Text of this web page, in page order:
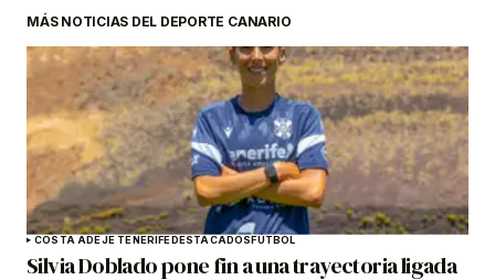
MÁS NOTICIAS DEL DEPORTE CANARIO
COSTA ADEJE TENERIFEDESTACADOSFÚTBOL
Silvia Doblado pone fin a una trayectoria ligada